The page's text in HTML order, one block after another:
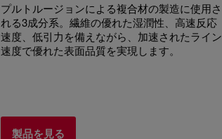
プルトルージョンによる複合材の製造に使用さ
れる3成分系。繊維の優れた湿潤性、高速反応
速度、低引力を備えながら、加速されたライン
速度で優れた表面品質を実現します。
製品を見る